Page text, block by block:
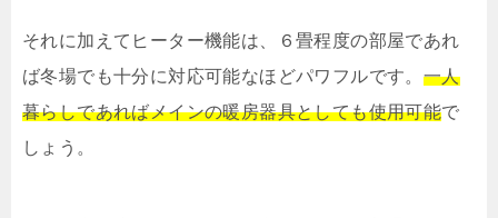
それに加えてヒーター機能は、６畳程度の部屋であれ
ば冬場でも十分に対応可能なほどパワフルです。 一人
暮らしであればメインの暖房器具としても使用可能で
しょう。